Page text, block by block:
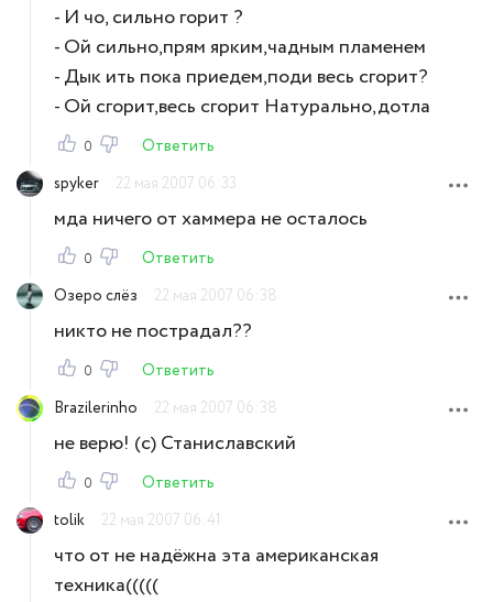
- И чо, сильно горит ?
- Ой сильно,прям ярким,чадным пламенем
- Дык ить пока приедем,поди весь сгорит?
- Ой сгорит,весь сгорит Натурально,дотла
0
Ответить
spyker
22 мая 2007 06:33
мда ничего от хаммера не осталось
0
Ответить
Озеро слёз
22 мая 2007 06:38
никто не пострадал??
0
Ответить
Brazilerinho
22 мая 2007 06:38
не верю! (с) Станиславский
0
Ответить
tolik
22 мая 2007 06:41
что от не надёжна эта американская
техника(((((